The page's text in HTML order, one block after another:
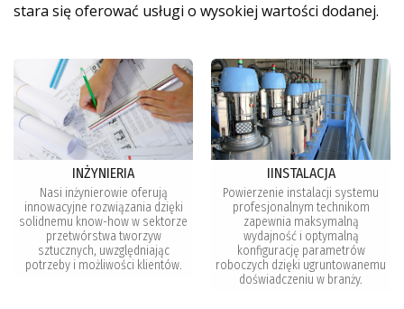
stara się oferować usługi o wysokiej wartości dodanej.
INŻYNIERIA
Nasi inżynierowie oferują
innowacyjne rozwiązania dzięki
solidnemu know-how w sektorze
przetwórstwa tworzyw
sztucznych, uwzględniając
potrzeby i możliwości klientów.
IINSTALACJA
Powierzenie instalacji systemu
profesjonalnym technikom
zapewnia maksymalną
wydajność i optymalną
konfigurację parametrów
roboczych dzięki ugruntowanemu
doświadczeniu w branży.